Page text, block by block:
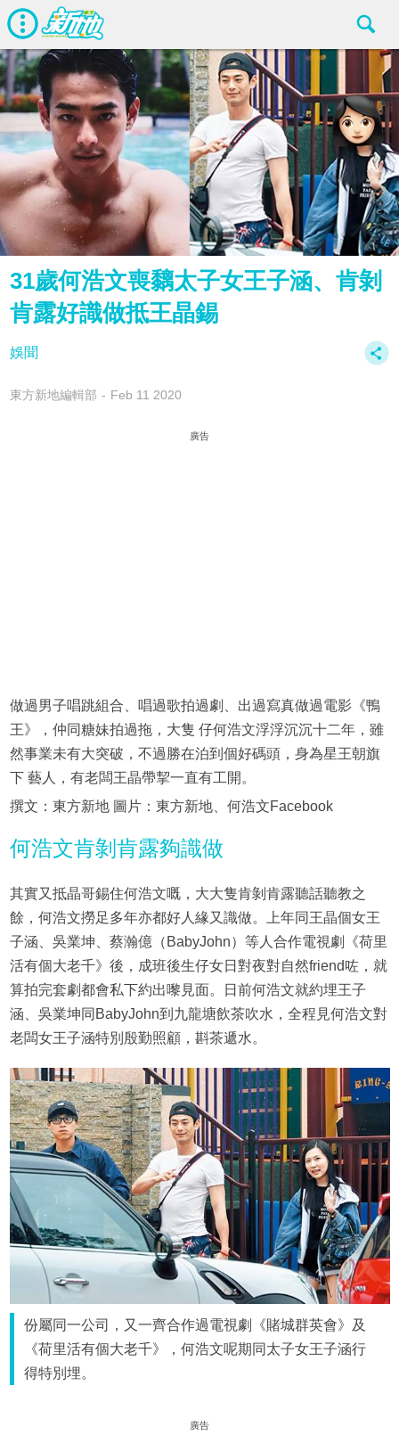
31歲何浩文喪黐太子女王子涵、肯剝
肯露好識做抵王晶錫
娛聞
東方新地編輯部 Feb 11 2020
廣告
做過男子唱跳組合、唱過歌拍過劇、出過寫真做過電影《鴨
王》，仲同糖妹拍過拖，大隻 仔何浩文浮浮沉沉十二年，雖
然事業未有大突破，不過勝在泊到個好碼頭，身為星王朝旗
下 藝人，有老闆王晶帶挈一直有工開。
撰文：東方新地 圖片：東方新地、何浩文Facebook
何浩文肯剝肯露夠識做
其實又抵晶哥錫住何浩文嘅，大大隻肯剝肯露聽話聽教之
餘，何浩文撈足多年亦都好人緣又識做。上年同王晶個女王
子涵、吳業坤、蔡瀚億（BabyJohn）等人合作電視劇《荷里
活有個大老千》後，成班後生仔女日對夜對自然friend咗，就
算拍完套劇都會私下約出嚟見面。日前何浩文就約埋王子
涵、吳業坤同BabyJohn到九龍塘飲茶吹水，全程見何浩文對
老闆女王子涵特別殷勤照顧，斟茶遞水。
份屬同一公司，又一齊合作過電視劇《賭城群英會》及
《荷里活有個大老千》，何浩文呢期同太子女王子涵行
得特別埋。
廣告